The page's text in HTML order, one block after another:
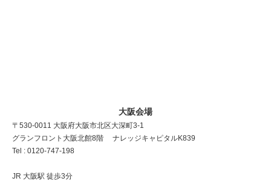
大阪会場
〒530-0011 大阪府大阪市北区大深町3-1
グランフロント大阪北館8階 ナレッジキャピタルK839
Tel : 0120-747-198
JR 大阪駅 徒歩3分